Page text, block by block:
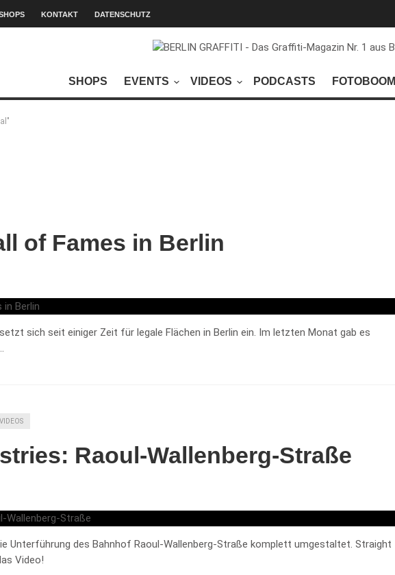
KONTAKT DATENSCHUTZ
SHOPS EVENTS VIDEOS PODCASTS FOTOBOOM
of Fames in Berlin
sich seit einiger Zeit für legale Flächen in Berlin ein. Im letzten Monat gab es
VIDEOS
Raoul-Wallenberg-Straße
Unterführung des Bahnhof Raoul-Wallenberg-Straße komplett umgestaltet. Straight
Video!